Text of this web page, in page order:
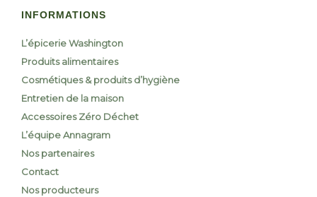
INFORMATIONS
L’épicerie Washington
Produits alimentaires
Cosmétiques & produits d’hygiène
Entretien de la maison
Accessoires Zéro Déchet
L’équipe Annagram
Nos partenaires
Contact
Nos producteurs